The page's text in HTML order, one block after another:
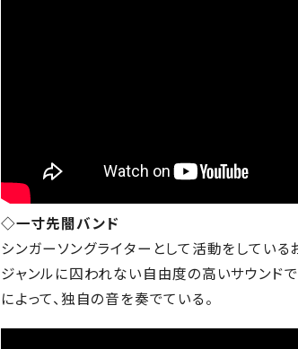
◇一寸先闇バンド
シンガーソングライターとして活動をしてい
ジャンルに囚われない自由度の高いサウンド
によって、独自の音を奏でている。